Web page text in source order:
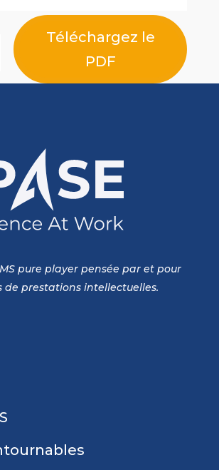
Téléchargez le
PDF
pure player pensée par et pour
de prestations intellectuelles.